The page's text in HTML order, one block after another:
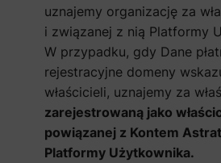
uznajemy organizację za
i związanej z nią Platformy
W przypadku, gdy Dane
rejestracyjne domeny
właścicieli, uznajemy za
zarejestrowaną jako
powiązanej z Kontem
Platformy Użytkownika.